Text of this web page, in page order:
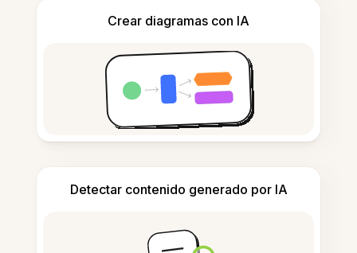
Crear diagramas con IA
Detectar contenido generado por IA